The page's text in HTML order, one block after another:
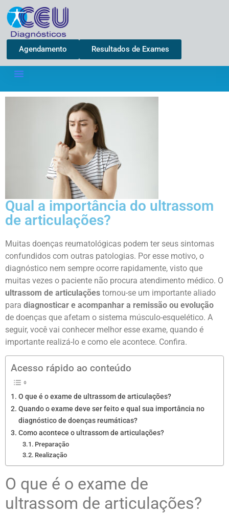
Agendamento Resultados de Exames
Qual a importância do ultrassom
de articulações?
Muitas doenças reumatológicas podem ter seus sintomas
confundidos com outras patologias. Por esse motivo, o
diagnóstico nem sempre ocorre rapidamente, visto que
muitas vezes o paciente não procura atendimento médico. O
ultrassom de articulações tornou-se um importante aliado
para diagnosticar e acompanhar a remissão ou evolução
de doenças que afetam o sistema músculo-esquelético. A
seguir, você vai conhecer melhor esse exame, quando é
importante realizá-lo e como ele acontece. Confira.
Acesso rápido ao conteúdo
O que é o exame de ultrassom de articulações?
Quando o exame deve ser feito e qual sua importância no
diagnóstico de doenças reumáticas?
Como acontece o ultrassom de articulações?
Preparação
Realização
O que é o exame de
ultrassom de articulações?